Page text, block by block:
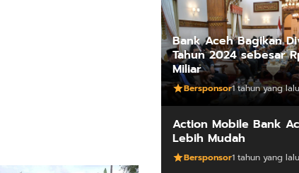
Bank Aceh Bagikan
Tahun 2024 sebesar
Miliar
Bersponsor1 tahun yang lalu
Action Mobile Bank
Lebih Mudah
Bersponsor1 tahun yang lalu